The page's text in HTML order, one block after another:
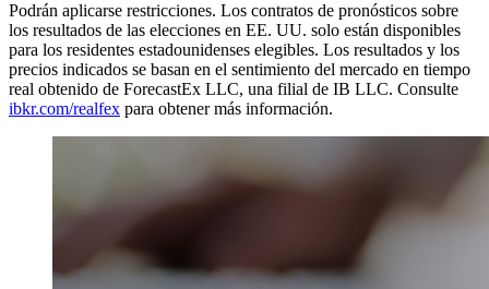
Podrán aplicarse restricciones. Los contratos de pronósticos sobre
los resultados de las elecciones en EE. UU. solo están disponibles
para los residentes estadounidenses elegibles. Los resultados y los
precios indicados se basan en el sentimiento del mercado en tiempo
real obtenido de ForecastEx LLC, una filial de IB LLC. Consulte
ibkr.com/realfex para obtener más información.